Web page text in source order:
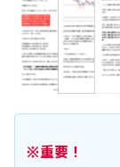
※重要！